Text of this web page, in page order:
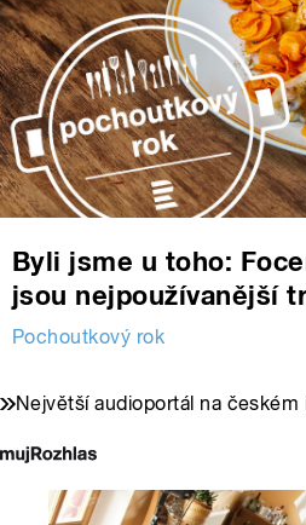
Byli jsme u toho:
jsou nejpoužívanější
Pochoutkový rok
Největší audioportál na českém